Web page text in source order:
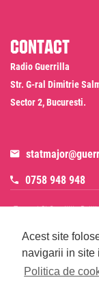
Acest site
navigarii in site
Politica de
Contact
Radio Guerrilla
Str. G-ral Dimitrie
Sector 2, Bucuresti.
0758 948 948
Termeni Si Conditii